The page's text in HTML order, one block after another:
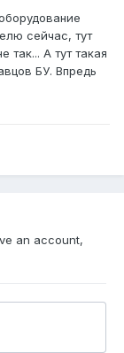
сейчас, тут
так... А тут такая
БУ. Впредь
an account,